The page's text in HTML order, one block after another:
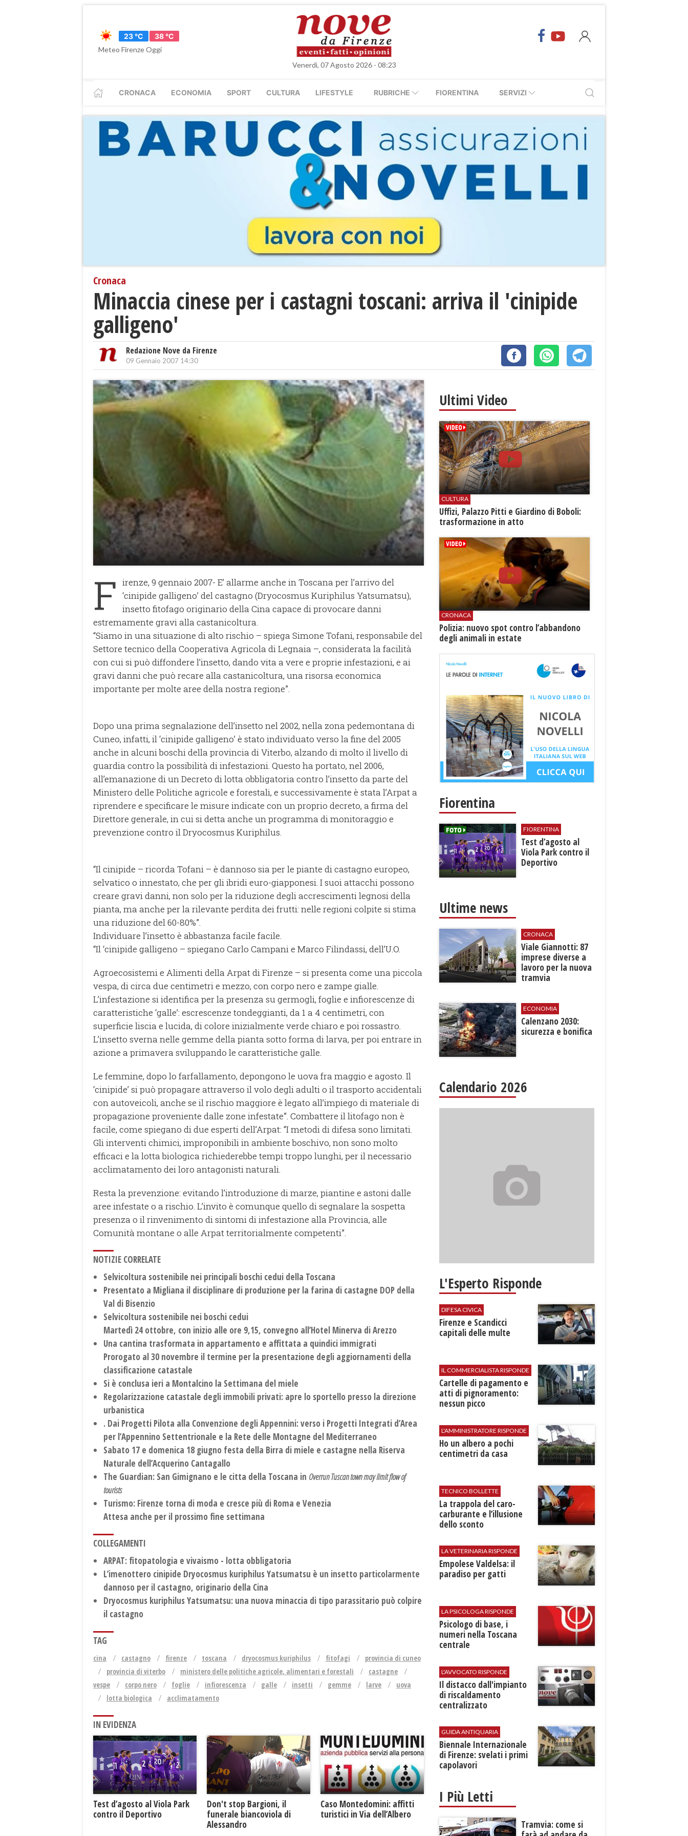
23 °C
38 °C
Meteo Firenze Oggi
Venerdì, 07 Agosto 2026 - 08:23
CRONACA ECONOMIA SPORT CULTURA LIFESTYLE RUBRICHE FIORENTINA SERVIZI
Cronaca
Minaccia cinese per i castagni toscani: arriva il 'cinipide
galligeno'
Redazione Nove da Firenze
09 Gennaio 2007 14:30
F irenze, 9 gennaio 2007- E’ allarme anche in Toscana per l’arrivo del
‘cinipide galligeno’ del castagno (Dryocosmus Kuriphilus Yatsumatsu),
insetto fitofago originario della Cina capace di provocare danni
estremamente gravi alla castanicoltura.
“Siamo in una situazione di alto rischio – spiega Simone Tofani, responsabile del
Settore tecnico della Cooperativa Agricola di Legnaia –, considerata la facilità
con cui si può diffondere l’insetto, dando vita a vere e proprie infestazioni, e ai
gravi danni che può recare alla castanicoltura, una risorsa economica
importante per molte aree della nostra regione”.
Dopo una prima segnalazione dell’insetto nel 2002, nella zona pedemontana di
Cuneo, infatti, il ‘cinipide galligeno’ è stato individuato verso la fine del 2005
anche in alcuni boschi della provincia di Viterbo, alzando di molto il livello di
guardia contro la possibilità di infestazioni. Questo ha portato, nel 2006,
all’emanazione di un Decreto di lotta obbligatoria contro l’insetto da parte del
Ministero delle Politiche agricole e forestali, e successivamente è stata l’Arpat a
riprendere e specificare le misure indicate con un proprio decreto, a firma del
Direttore generale, in cui si detta anche un programma di monitoraggio e
prevenzione contro il Dryocosmus Kuriphilus.
“Il cinipide – ricorda Tofani – è dannoso sia per le piante di castagno europeo,
selvatico o innestato, che per gli ibridi euro-giapponesi. I suoi attacchi possono
creare gravi danni, non solo per la riduzione degli accrescimenti legnosi della
pianta, ma anche per la rilevante perdita dei frutti: nelle regioni colpite si stima
una riduzione del 60-80%”.
Individuare l’insetto è abbastanza facile facile.
“Il ‘cinipide galligeno – spiegano Carlo Campani e Marco Filindassi, dell’U.O.
Agroecosistemi e Alimenti della Arpat di Firenze – si presenta come una piccola
vespa, di circa due centimetri e mezzo, con corpo nero e zampe gialle.
L’infestazione si identifica per la presenza su germogli, foglie e infiorescenze di
caratteristiche ‘galle’: escrescenze tondeggianti, da 1 a 4 centimetri, con
superficie liscia e lucida, di colore inizialmente verde chiaro e poi rossastro.
L’insetto sverna nelle gemme della pianta sotto forma di larva, per poi entrare in
azione a primavera sviluppando le caratteristiche galle.
Le femmine, dopo lo farfallamento, depongono le uova fra maggio e agosto. Il
‘cinipide’ si può propagare attraverso il volo degli adulti o il trasporto accidentali
con autoveicoli, anche se il rischio maggiore è legato all’impiego di materiale di
propagazione proveniente dalle zone infestate”. Combattere il litofago non è
facile, come spiegano di due esperti dell’Arpat: “I metodi di difesa sono limitati.
Gli interventi chimici, improponibili in ambiente boschivo, non sono molto
efficaci e la lotta biologica richiederebbe tempi troppo lunghi, per il necessario
acclimatamento dei loro antagonisti naturali.
Resta la prevenzione: evitando l’introduzione di marze, piantine e astoni dalle
aree infestate o a rischio. L’invito è comunque quello di segnalare la sospetta
presenza o il rinvenimento di sintomi di infestazione alla Provincia, alle
Comunità montane o alle Arpat territorialmente competenti”.
NOTIZIE CORRELATE
Selvicoltura sostenibile nei principali boschi cedui della Toscana
Presentato a Migliana il disciplinare di produzione per la farina di castagne DOP della
Val di Bisenzio
Selvicoltura sostenibile nei boschi cedui
Martedì 24 ottobre, con inizio alle ore 9,15, convegno all’Hotel Minerva di Arezzo
Una cantina trasformata in appartamento e affittata a quindici immigrati
Prorogato al 30 novembre il termine per la presentazione degli aggiornamenti della
classificazione catastale
Si è conclusa ieri a Montalcino la Settimana del miele
Regolarizzazione catastale degli immobili privati: apre lo sportello presso la direzione
urbanistica
. Dai Progetti Pilota alla Convenzione degli Appennini: verso i Progetti Integrati d’Area
per l’Appennino Settentrionale e la Rete delle Montagne del Mediterraneo
Sabato 17 e domenica 18 giugno festa della Birra di miele e castagne nella Riserva
Naturale dell’Acquerino Cantagallo
The Guardian: San Gimignano e le citta della Toscana in Overrun Tuscan town may limit flow of
tourists
Turismo: Firenze torna di moda e cresce più di Roma e Venezia
Attesa anche per il prossimo fine settimana
COLLEGAMENTI
ARPAT: fitopatologia e vivaismo - lotta obbligatoria
L’imenottero cinipide Dryocosmus kuriphilus Yatsumatsu è un insetto particolarmente
dannoso per il castagno, originario della Cina
Dryocosmus kuriphilus Yatsumatsu: una nuova minaccia di tipo parassitario può colpire
il castagno
TAG
cina castagno firenze toscana dryocosmus kuriphilus fitofagi
provincia di cuneo
provincia di viterbo
ministero delle politiche agricole, alimentari e forestali
castagne
vespe
corpo nero foglie infiorescenza galle insetti gemme larve
uova
lotta biologica
acclimatamento
IN EVIDENZA
Test d’agosto al Viola Park
contro il Deportivo
Don't stop Bargioni, il
funerale biancoviola di
Alessandro
Caso Montedomini: affitti
turistici in Via dell’Albero
Ultimi Video
CULTURA
Uffizi, Palazzo Pitti e Giardino di Boboli:
trasformazione in atto
CRONACA
Polizia: nuovo spot contro l’abbandono
degli animali in estate
Fiorentina
FIORENTINA
Test d’agosto al
Viola Park contro il
Deportivo
Ultime news
CRONACA
Viale Giannotti: 87
imprese diverse a
lavoro per la nuova
tramvia
ECONOMIA
Calenzano 2030:
sicurezza e bonifica
Calendario 2026
L'Esperto Risponde
DIFESA CIVICA
Firenze e Scandicci
capitali delle multe
IL COMMERCIALISTA RISPONDE
Cartelle di pagamento e
atti di pignoramento:
nessun picco
L'AMMINISTRATORE RISPONDE
Ho un albero a pochi
centimetri da casa
TECNICO BOLLETTE
​La trappola del caro-
carburante e l’illusione
dello sconto
LA VETERINARIA RISPONDE
Empolese Valdelsa: il
paradiso per gatti
LA PSICOLOGA RISPONDE
Psicologo di base, i
numeri nella Toscana
centrale
L'AVVOCATO RISPONDE
Il distacco dall'impianto
di riscaldamento
centralizzato
GUIDA ANTIQUARIA
Biennale Internazionale
di Firenze: svelati i primi
capolavori
I Più Letti
Tramvia: come si